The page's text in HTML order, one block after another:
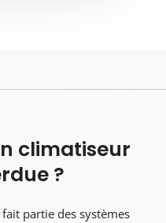
climatiseur
?
fait partie des systèmes